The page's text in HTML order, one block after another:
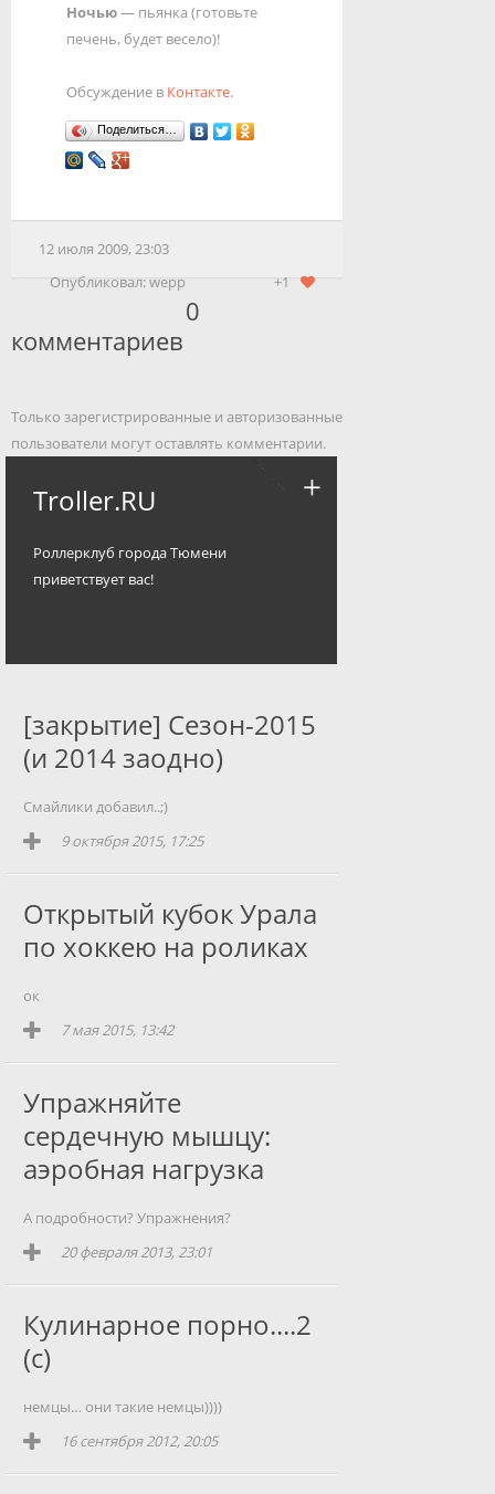
Ночью— пьянка (готовьте
печень, будет весело)!
Обсуждение в Контакте.
Поделиться…
12 июля 2009, 23:03
Опубликовал:wepp +1
0
комментариев
Только зарегистрированные и авторизованные
пользователи могут оставлять комментарии.
Troller.RU
Роллерклуб города Тюмени
приветствует вас!
[закрытие] Сезон-2015
(и 2014 заодно)
Смайлики добавил..;)
9 октября 2015, 17:25
Открытый кубок Урала
по хоккею на роликах
ок
7 мая 2015, 13:42
Упражняйте
сердечную мышцу:
аэробная нагрузка
А подробности? Упражнения?
20 февраля 2013, 23:01
Кулинарное порно....2
(с)
немцы… они такие немцы))))
16 сентября 2012, 20:05